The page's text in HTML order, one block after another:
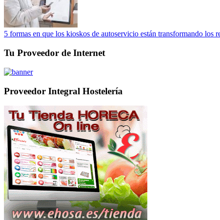
5 formas en que los kioskos de autoservicio están transformando los
Tu Proveedor de Internet
Proveedor Integral Hostelería